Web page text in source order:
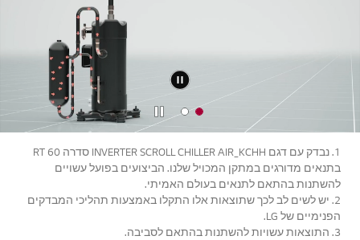
ה
ויד
או
תפסיק
1. נבדק עם דגם INVERTER SCROLL CHILLER AIR_KCHH סדרה 60 RT
בתנאים מדורגים במתקן המכויל שלנו. הביצועים בפועל עשויים
להשתנות בהתאם לתנאים בעולם האמיתי.
2. יש לשים לב לכך שתוצאות אלו התקלו באמצעות תהליכי המבדקים
הפנימיים של LG.
3. התוצאות עשויות להשתנות בהתאם לסביבה.